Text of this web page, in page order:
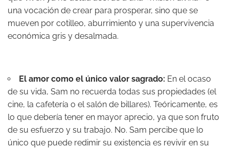
una vocación de crear para prosperar, sino que se
mueven por cotilleo, aburrimiento y una supervivencia
económica gris y desalmada.
El amor como el único valor sagrado: En el ocaso
de su vida, Sam no recuerda todas sus propiedades (el
cine, la cafetería o el salón de billares). Teóricamente, es
lo que debería tener en mayor aprecio, ya que son fruto
de su esfuerzo y su trabajo. No. Sam percibe que lo
único que puede redimir su existencia es revivir en su